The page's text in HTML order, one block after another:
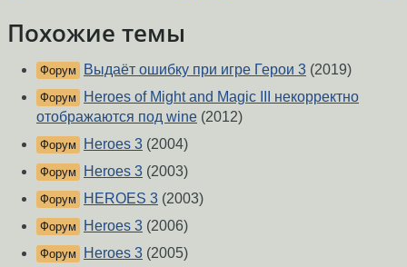
Похожие темы
Форум Выдаёт ошибку при игре Герои 3 (2019)
Форум
Heroes of Might and Magic III некорректно
отображаются под wine (2012)
Форум Heroes 3 (2004)
Форум Heroes 3 (2003)
Форум HEROES 3 (2003)
Форум Heroes 3 (2006)
Форум Heroes 3 (2005)